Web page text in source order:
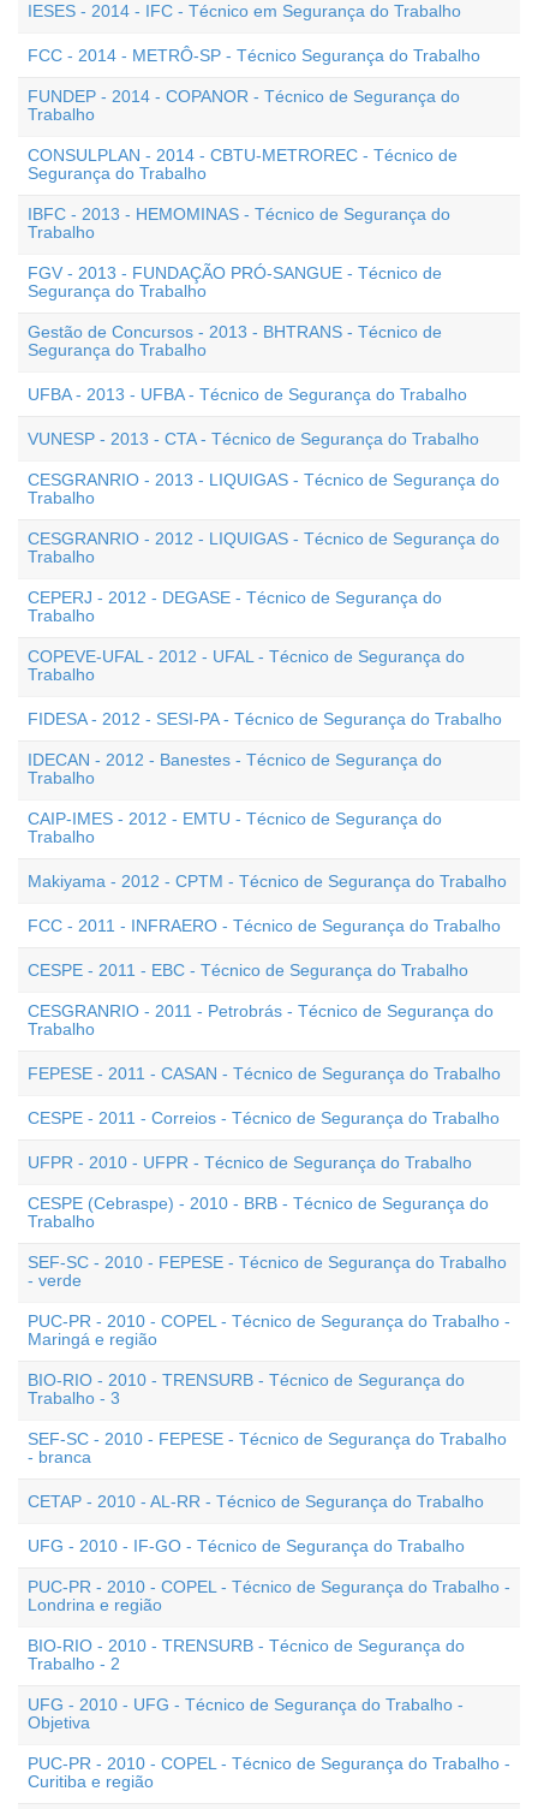
IESES - 2014 - IFC - Técnico em Segurança do Trabalho
FCC - 2014 - METRÔ-SP - Técnico Segurança do Trabalho
FUNDEP - 2014 - COPANOR - Técnico de Segurança do
Trabalho
CONSULPLAN - 2014 - CBTU-METROREC - Técnico de
Segurança do Trabalho
IBFC - 2013 - HEMOMINAS - Técnico de Segurança do
Trabalho
FGV - 2013 - FUNDAÇÃO PRÓ-SANGUE - Técnico de
Segurança do Trabalho
Gestão de Concursos - 2013 - BHTRANS - Técnico de
Segurança do Trabalho
UFBA - 2013 - UFBA - Técnico de Segurança do Trabalho
VUNESP - 2013 - CTA - Técnico de Segurança do Trabalho
CESGRANRIO - 2013 - LIQUIGAS - Técnico de Segurança do
Trabalho
CESGRANRIO - 2012 - LIQUIGAS - Técnico de Segurança do
Trabalho
CEPERJ - 2012 - DEGASE - Técnico de Segurança do
Trabalho
COPEVE-UFAL - 2012 - UFAL - Técnico de Segurança do
Trabalho
FIDESA - 2012 - SESI-PA - Técnico de Segurança do Trabalho
IDECAN - 2012 - Banestes - Técnico de Segurança do
Trabalho
CAIP-IMES - 2012 - EMTU - Técnico de Segurança do
Trabalho
Makiyama - 2012 - CPTM - Técnico de Segurança do Trabalho
FCC - 2011 - INFRAERO - Técnico de Segurança do Trabalho
CESPE - 2011 - EBC - Técnico de Segurança do Trabalho
CESGRANRIO - 2011 - Petrobrás - Técnico de Segurança do
Trabalho
FEPESE - 2011 - CASAN - Técnico de Segurança do Trabalho
CESPE - 2011 - Correios - Técnico de Segurança do Trabalho
UFPR - 2010 - UFPR - Técnico de Segurança do Trabalho
CESPE (Cebraspe) - 2010 - BRB - Técnico de Segurança do
Trabalho
SEF-SC - 2010 - FEPESE - Técnico de Segurança do Trabalho
- verde
PUC-PR - 2010 - COPEL - Técnico de Segurança do Trabalho -
Maringá e região
BIO-RIO - 2010 - TRENSURB - Técnico de Segurança do
Trabalho - 3
SEF-SC - 2010 - FEPESE - Técnico de Segurança do Trabalho
- branca
CETAP - 2010 - AL-RR - Técnico de Segurança do Trabalho
UFG - 2010 - IF-GO - Técnico de Segurança do Trabalho
PUC-PR - 2010 - COPEL - Técnico de Segurança do Trabalho -
Londrina e região
BIO-RIO - 2010 - TRENSURB - Técnico de Segurança do
Trabalho - 2
UFG - 2010 - UFG - Técnico de Segurança do Trabalho -
Objetiva
PUC-PR - 2010 - COPEL - Técnico de Segurança do Trabalho -
Curitiba e região